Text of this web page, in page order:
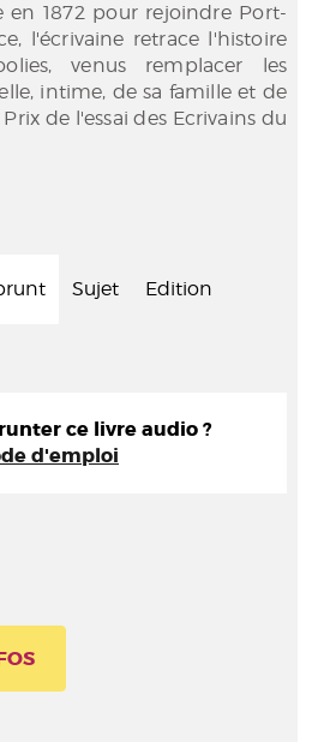
en 1872 pour rejoindre Port-
l'écrivaine retrace l'histoire
venus remplacer les
intime, de sa famille et de
de l'essai des Ecrivains du
Sujet Edition
ce livre audio ?
d'emploi